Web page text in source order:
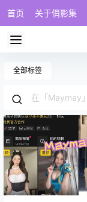
首页 关于俏影集
全部标签